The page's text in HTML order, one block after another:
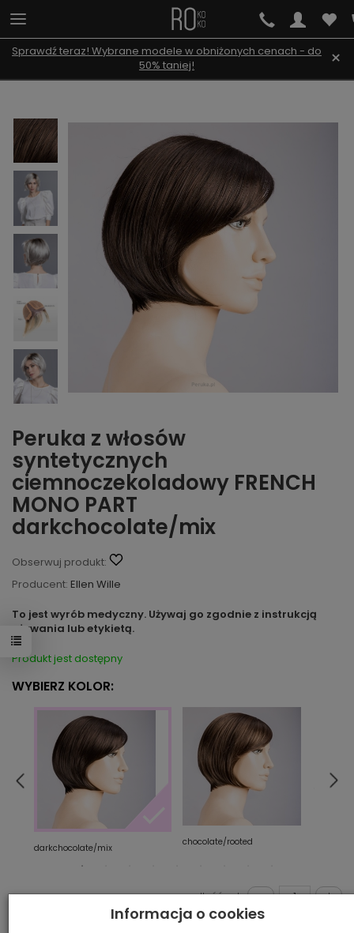
Sprawdź teraz! Wybrane modele w obniżonych cenach - do
50% taniej!
×
Peruka z włosów
syntetycznych
ciemnoczekoladowy FRENCH
MONO PART
darkchocolate/mix
Obserwuj produkt:
Producent: Ellen Wille
To jest wyrób medyczny. Używaj go zgodnie z instrukcją
używania lub etykietą.
Produkt jest dostępny
WYBIERZ KOLOR:
darkchocolate/mix
chocolate/rooted
Ilość szt.:
Informacja o cookies